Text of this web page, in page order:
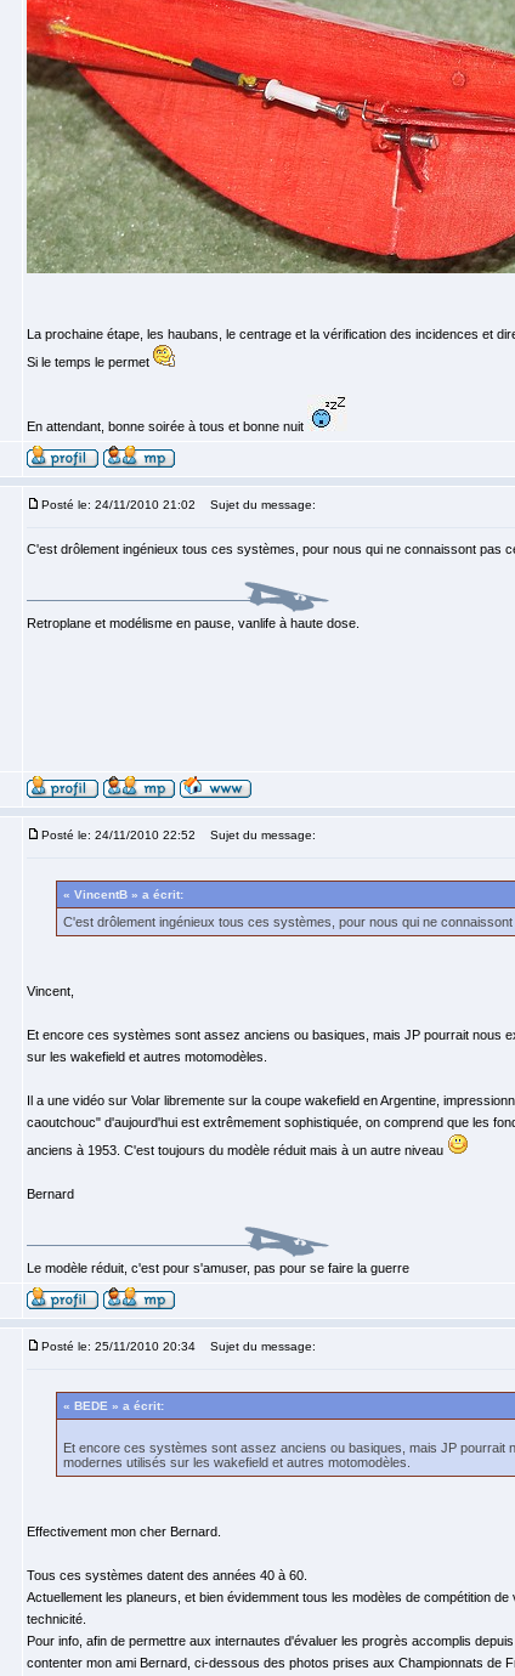
La prochaine étape, les haubans, le centrage et la vérification des incidences et
Si le temps le permet
En attendant, bonne soirée à tous et bonne nuit
Posté le: 24/11/2010 21:02 Sujet du message:
C'est drôlement ingénieux tous ces systèmes, pour nous qui ne connaissont pas
Retroplane et modélisme en pause, vanlife à haute dose.
Posté le: 24/11/2010 22:52 Sujet du message:
« VincentB » a écrit:
C'est drôlement ingénieux tous ces systèmes, pour nous qui ne
Vincent,
Et encore ces systèmes sont assez anciens ou basiques, mais JP pourrait nous
sur les wakefield et autres motomodèles.
Il a une vidéo sur Volar libremente sur la coupe wakefield en Argentine,
caoutchouc" d'aujourd'hui est extrêmement sophistiquée, on comprend que les
anciens à 1953. C'est toujours du modèle réduit mais à un autre niveau
Bernard
Le modèle réduit, c'est pour s'amuser, pas pour se faire la guerre
Posté le: 25/11/2010 20:34 Sujet du message:
« BEDE » a écrit:
Et encore ces systèmes sont assez anciens ou basiques, mais JP pourrait
modernes utilisés sur les wakefield et autres motomodèles.
Effectivement mon cher Bernard.
Tous ces systèmes datent des années 40 à 60.
Actuellement les planeurs, et bien évidemment tous les modèles de compétition
technicité.
Pour info, afin de permettre aux internautes d'évaluer les progrès accomplis
contenter mon ami Bernard, ci-dessous des photos prises aux Championnats de